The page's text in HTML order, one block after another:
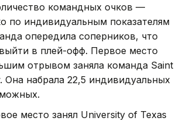
командных очков —
по индивидуальным показателям
опередила соперников, что
в плей-офф. Первое место
отрывом заняла команда Saint
Она набрала 22,5 индивидуальных
место занял University of Texas